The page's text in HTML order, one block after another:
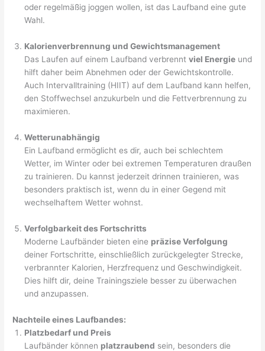
oder regelmäßig joggen wollen, ist das Laufband eine gute
Wahl.
Kalorienverbrennung und Gewichtsmanagement
Das Laufen auf einem Laufband verbrenntviel Energie und
hilft daher beim Abnehmen oder der Gewichtskontrolle.
Auch Intervalltraining (HIIT) auf dem Laufband kann helfen,
den Stoffwechsel anzukurbeln und die Fettverbrennung zu
maximieren.
Wetterunabhängig
Ein Laufband ermöglicht es dir, auch bei schlechtem
Wetter, im Winter oder bei extremen Temperaturen draußen
zu trainieren. Du kannst jederzeit drinnen trainieren, was
besonders praktisch ist, wenn du in einer Gegend mit
wechselhaftem Wetter wohnst.
Verfolgbarkeit des Fortschritts
Moderne Laufbänder bieten eine präzise Verfolgung
deiner Fortschritte, einschließlich zurückgelegter Strecke,
verbrannter Kalorien, Herzfrequenz und Geschwindigkeit.
Dies hilft dir, deine Trainingsziele besser zu überwachen
und anzupassen.
Nachteile eines Laufbandes:
Platzbedarf und Preis
Laufbänder können platzraubend sein, besonders die